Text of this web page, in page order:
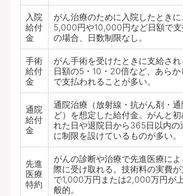
入院
給付
金
がん治療のために入院したときに
5,000円や10,000円など日額で支
の場合、日数制限なし。
手術
給付
金
がん手術を受けたときに支給さ
日額の5・10・20倍など、あら
で支払われることが多い。
通院
給付
金
通院治療（放射線・抗がん剤・
ど）を想定した給付金。がんと
れた日や退院日から365日以内の
に制限を設けているものが多い。
先進
医療
特約
がんの診断や治療で先進医療に
際に受け取れる。技術料の実費
で1,000万円または2,000万円が
般的。